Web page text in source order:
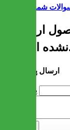
شما
ارسال
ارسال پرسش
پرسش